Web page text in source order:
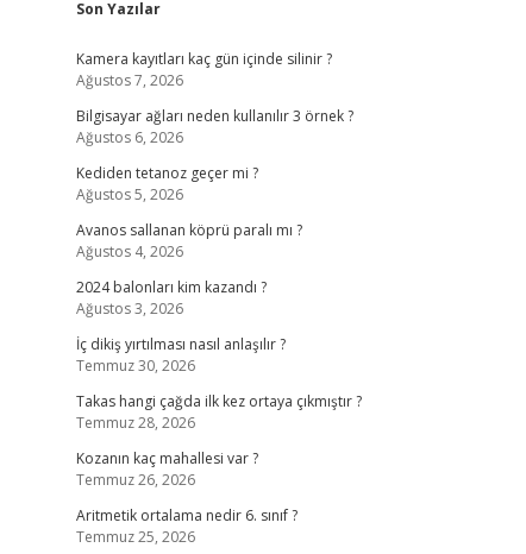
Son Yazılar
Kamera kayıtları kaç gün içinde silinir ?
Ağustos 7, 2026
Bilgisayar ağları neden kullanılır 3 örnek ?
Ağustos 6, 2026
Kediden tetanoz geçer mi ?
Ağustos 5, 2026
Avanos sallanan köprü paralı mı ?
Ağustos 4, 2026
2024 balonları kim kazandı ?
Ağustos 3, 2026
İç dikiş yırtılması nasıl anlaşılır ?
Temmuz 30, 2026
Takas hangi çağda ilk kez ortaya çıkmıştır ?
Temmuz 28, 2026
Kozanın kaç mahallesi var ?
Temmuz 26, 2026
Aritmetik ortalama nedir 6. sınıf ?
Temmuz 25, 2026